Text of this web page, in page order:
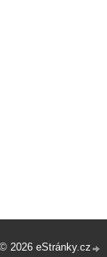
© 2026 eStránky.cz